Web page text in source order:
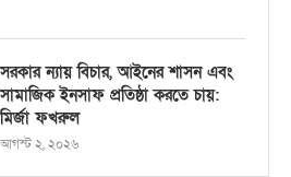
সরকার ন্যায় বিচার, আইনের শাসন এবং
সামাজিক ইনসাফ প্রতিষ্ঠা করতে চায়:
মির্জা ফখরুল
আগস্ট ২, ২০২৬